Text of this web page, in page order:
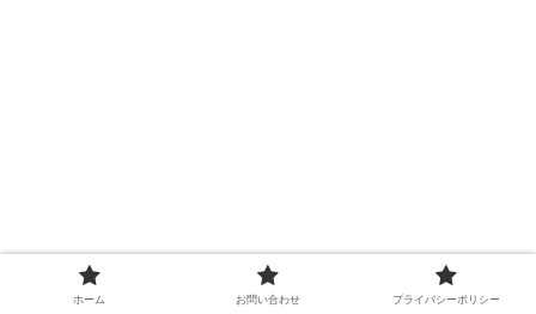
ホーム お問い合わせ プライバシーポリシー